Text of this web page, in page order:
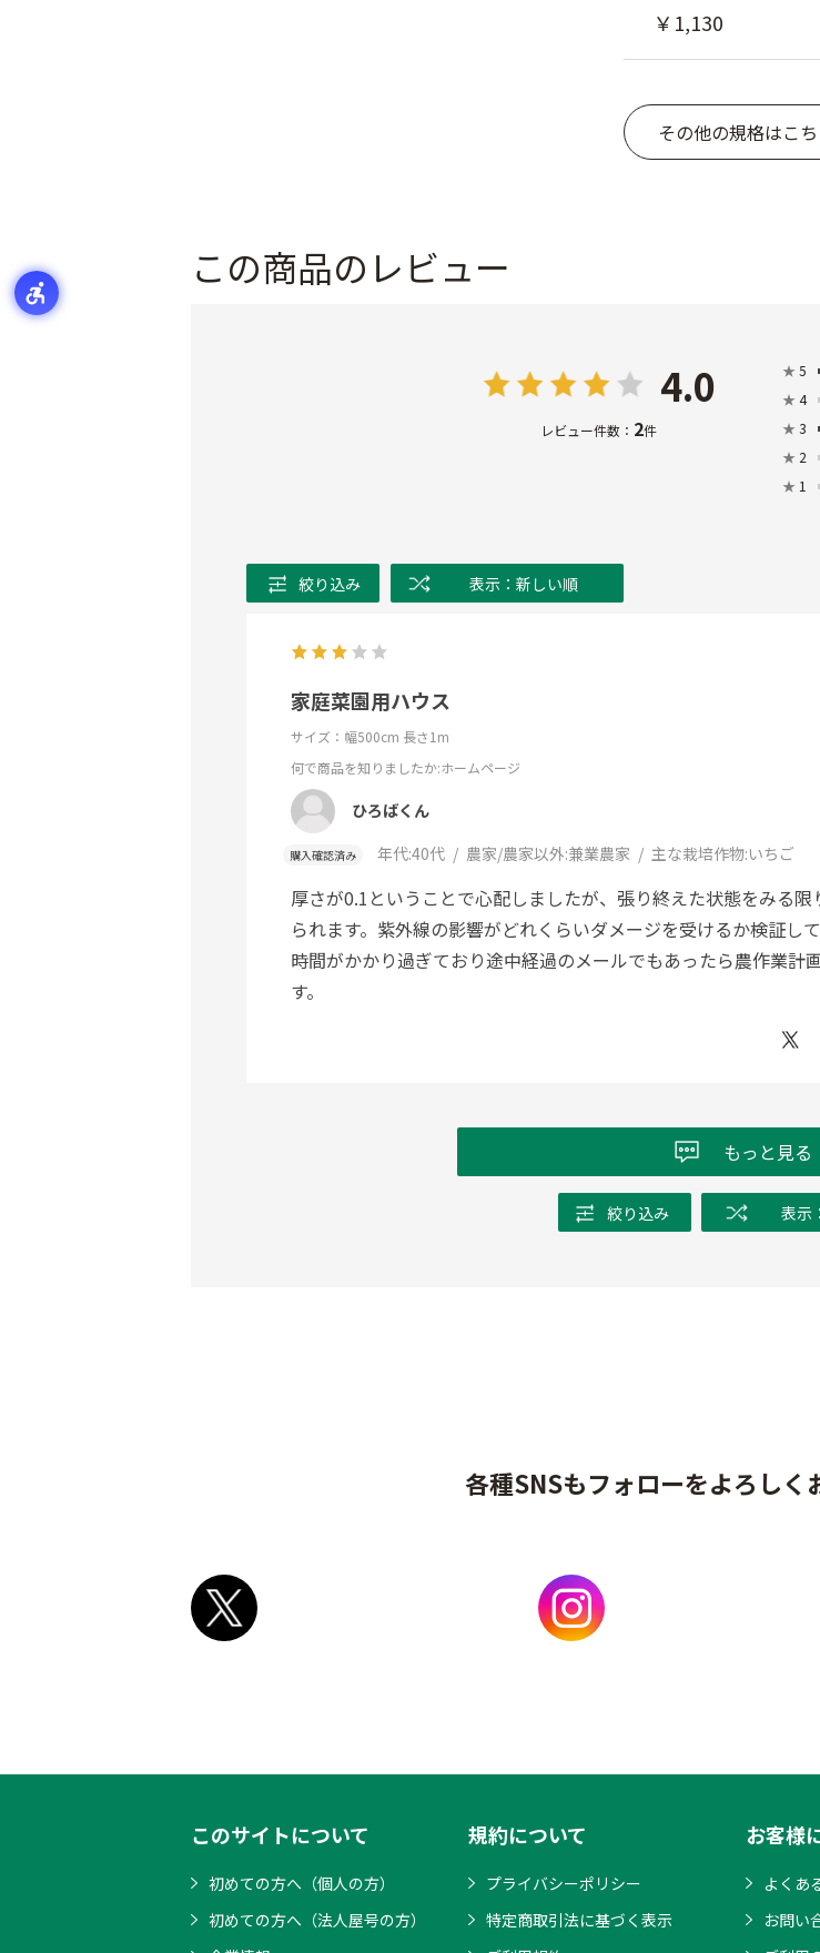
￥1,130
その他の規格はこ
この商品のレビュー
4.0
レビュー件数： 2件
★ 5
★ 4
★ 3
★ 2
★ 1
絞り込み 表示：新しい順
家庭菜園用ハウス
サイズ：幅500cm 長さ1m
何で商品を知りましたか:ホームページ
ひろばくん
購入確認済み 年代:40代 農家/農家以外:兼業農家 主な栽培作物:いちご
厚さが0.1ということで心配しましたが、張り終えた状態をみる
られます。紫外線の影響がどれくらいダメージを受けるか検証し
時間がかかり過ぎており途中経過のメールでもあったら農作業計
す。
もっと見る
絞り込み 表示
各種SNSもフォローをよろしく
このサイトについて
初めての方へ（個人の方）
初めての方へ（法人屋号の方）
規約について
プライバシーポリシー
特定商取引法に基づく表示
お客様
よくあ
お問い